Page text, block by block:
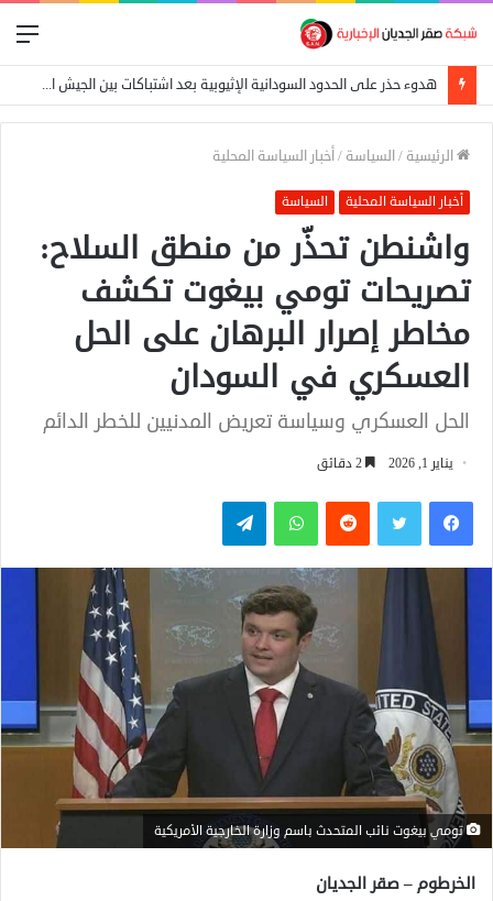
هدوء حذر على الحدود السودانية الإثيوبية بعد اشتباكات بين الجيش الفيدرالي وجبهة تيغراي
الرئيسية /السياسة /أخبار السياسة المحلية
أخبار السياسة المحلية السياسة
واشنطن تحذّر من منطق السلاح:
تصريحات تومي بيغوت تكشف
مخاطر إصرار البرهان على الحل
العسكري في السودان
الحل العسكري وسياسة تعريض المدنيين للخطر الدائم
يناير 1, 2026
فيسبوكتويتر واتساب تيلقرام
تومي بيغوت نائب المتحدث باسم وزارة الخارجية الأمريكية
الخرطوم – صقر الجديان